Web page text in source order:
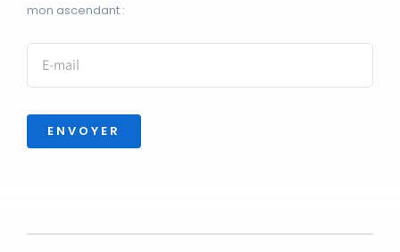
mon ascendant :
ENVOYER